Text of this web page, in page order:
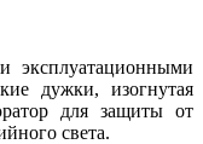
эксплуатационными
дужки, изогнутая
для защиты от
света.